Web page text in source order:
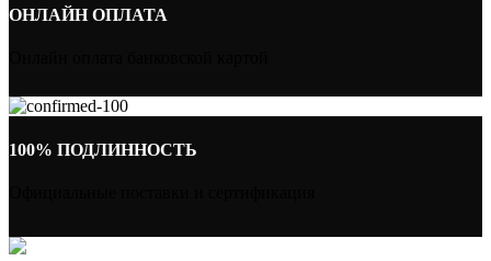
ОНЛАЙН ОПЛАТА
100% ПОДЛИННОСТЬ